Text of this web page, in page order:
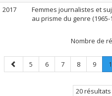
2017
Femmes journalistes et
au prisme du genre (1965-
Nombre de
Page
précédente
Page
5 Page
6 Page
7 Page
8 Page
9
20